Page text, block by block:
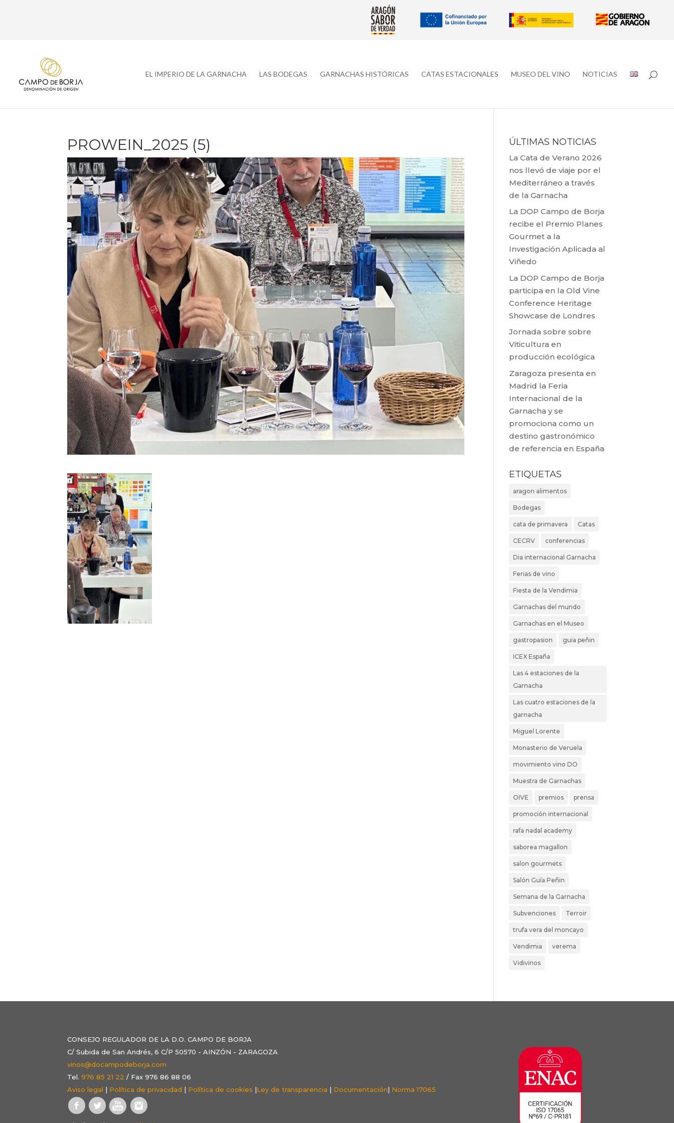
EL IMPERIO DE LA GARNACHA LAS BODEGAS GARNACHAS HISTÓRICAS CATAS ESTACIONALES MUSEO DEL VINO NOTICIAS
PROWEIN_2025 (5) ÚLTIMAS NOTICIAS
La Cata de Verano 2026
nos llevó de viaje por el
Mediterráneo a través
de la Garnacha
La DOP Campo de Borja
recibe el Premio Planes
Gourmet a la
Investigación Aplicada al
Viñedo
La DOP Campo de Borja
participa en la Old Vine
Conference Heritage
Showcase de Londres
Jornada sobre sobre
Viticultura en
producción ecológica
Zaragoza presenta en
Madrid la Feria
Internacional de la
Garnacha y se
promociona como un
destino gastronómico
de referencia en España
ETIQUETAS
aragon alimentos
Bodegas
cata de primavera Catas
CECRV conferencias
Dia internacional Garnacha
Ferias de vino
Fiesta de la Vendimia
Garnachas del mundo
Garnachas en el Museo
gastropasion guia peñin
ICEX España
Las 4 estaciones de la
Garnacha
Las cuatro estaciones de la
garnacha
Miguel Lorente
Monasterio de Veruela
movimiento vino DO
Muestra de Garnachas
OIVE premios prensa
promoción internacional
rafa nadal academy
saborea magallon
salon gourmets
Salón Guía Peñin
Semana de la Garnacha
Subvenciones Terroir
trufa vera del moncayo
Vendimia verema
Vidivinos
CONSEJO REGULADOR DE LA D.O. CAMPO DE BORJA
C/ Subida de San Andrés, 6 C/P 50570 - AINZÓN - ZARAGOZA
vinos@docampodeborja.com
Tel.976 85 21 22 / Fax 976 86 88 06
Aviso legal | Política de privacidad | Política de cookies |Ley de transparencia | Documentación| Norma 17065